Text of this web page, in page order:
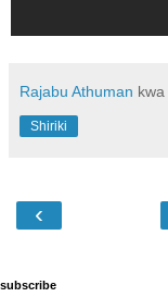
Rajabu Athuman kwa
Shiriki
‹
subscribe